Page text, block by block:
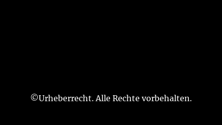
©Urheberrecht. Alle Rechte vorbehalten.